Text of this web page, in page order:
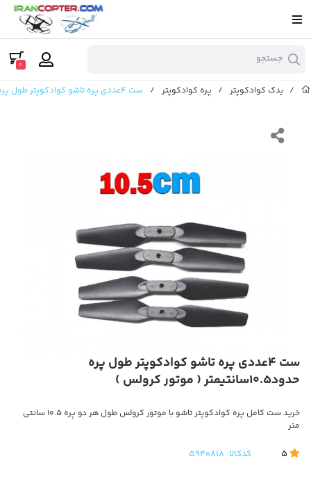
جستجو 0
/ یدک کوادکوپتر / پره کوادکوپتر / ست 4عددی پره تاشو کوادکوپتر طول پره حدود10.5سانتیمتر ( موتور کرولس )
ست 4عددی پره تاشو کوادکوپتر طول پره
حدود10.5سانتیمتر ( موتور کرولس )
خرید ست کامل پره کوادکوپتر تاشو با موتور کرولس طول هر دو پره 10.5 سانتی
متر
کدکالا: 5940818